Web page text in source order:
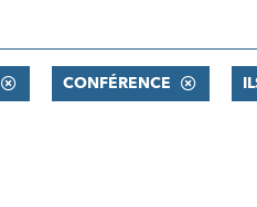
CONFÉRENCE